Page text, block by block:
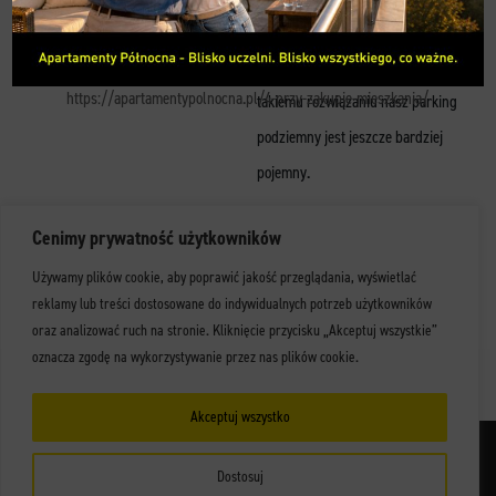
Cenimy prywatność użytkowników
Używamy plików cookie, aby poprawić jakość przeglądania, wyświetlać
reklamy lub treści dostosowane do indywidualnych potrzeb użytkowników
oraz analizować ruch na stronie. Kliknięcie przycisku „Akceptuj wszystkie”
oznacza zgodę na wykorzystywanie przez nas plików cookie.
Dostosuj
Akceptuj wszystko
KONTAKT
Parkowanie w centrum miasta
stwarza nie lada problem, dzięki
takiemu rozwiązaniu nasz parking
podziemny jest jeszcze bardziej
pojemny.
Już niebawem w tym miejscu
miejscu pozwolą na zaparkowanie
2 samochodów.
https://apartamentypolnocna.pl/4-przy-zakupie-mieszkania/
© Copyright 2021 Apartus
Prospekt informacyjny - etap II